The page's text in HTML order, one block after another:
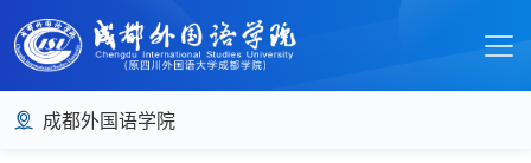
成都外国语学院